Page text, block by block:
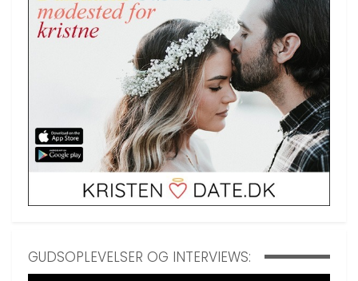
GUDSOPLEVELSER OG INTERVIEWS: